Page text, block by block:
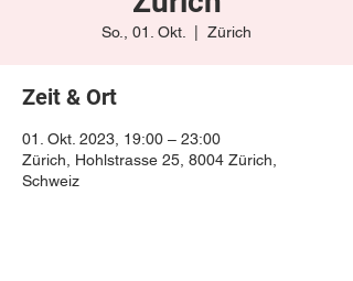
So., 01. Okt. Zürich
Zeit & Ort
01. Okt. 2023, 19:00 – 23:00
Zürich, Hohlstrasse 25, 8004 Zürich,
Schweiz